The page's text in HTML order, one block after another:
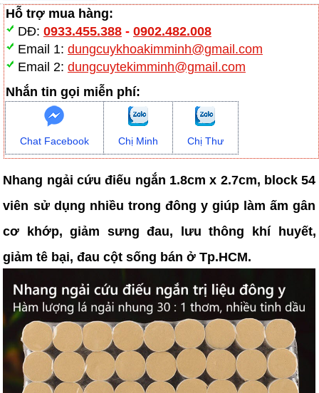
Hỗ trợ mua hàng:
DĐ: 0933.455.388- 0902.482.008
Email 1: dungcuykhoakimminh@gmail.com
Email 2: dungcuytekimminh@gmail.com
Nhắn tin gọi miễn phí:
Chat Facebook Chị Minh Chị Thư
Nhang ngải cứu điếu ngắn 1.8cm x 2.7cm, block 54
viên sử dụng nhiều trong đông y giúp làm ấm gân
cơ khớp, giảm sưng đau, lưu thông khí huyết,
giảm tê bại, đau cột sống bán ở Tp.HCM.